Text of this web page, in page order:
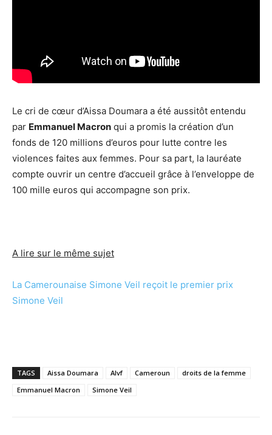
Le cri de cœur d’Aissa Doumara a été aussitôt entendu
par Emmanuel Macron qui a promis la création d’un
fonds de 120 millions d’euros pour lutte contre les
violences faites aux femmes. Pour sa part, la lauréate
compte ouvrir un centre d’accueil grâce à l’enveloppe de
100 mille euros qui accompagne son prix.
A lire sur le même sujet
La Camerounaise Simone Veil reçoit le premier prix
Simone Veil
TAGS Aissa Doumara Alvf Cameroun
droits de la femme
Emmanuel Macron
Simone Veil